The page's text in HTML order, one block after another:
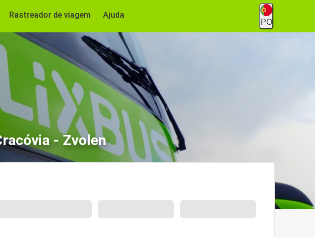
Rastreador de viagem Ajuda
PO
- Zvolen